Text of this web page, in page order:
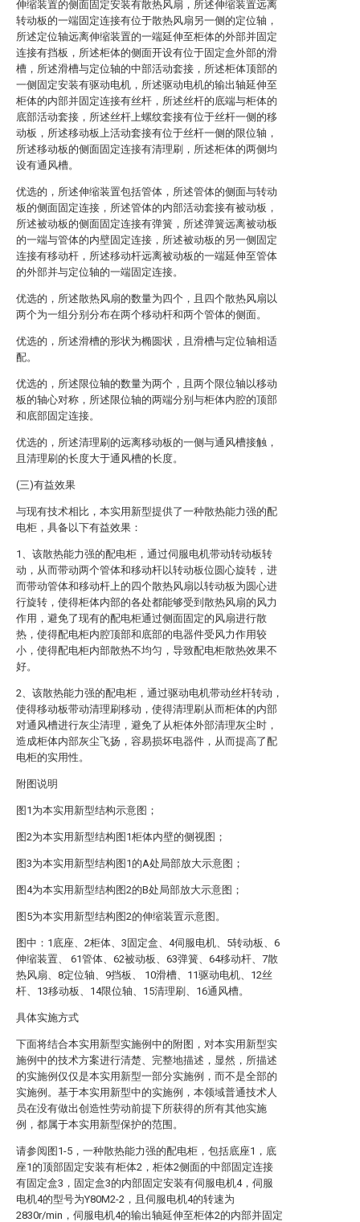
伸缩装置的侧面固定安装有散热风扇，所述伸缩装置远离
转动板的一端固定连接有位于散热风扇另一侧的定位轴，
所述定位轴远离伸缩装置的一端延伸至柜体的外部并固定
连接有挡板，所述柜体的侧面开设有位于固定盒外部的滑
槽，所述滑槽与定位轴的中部活动套接，所述柜体顶部的
一侧固定安装有驱动电机，所述驱动电机的输出轴延伸至
柜体的内部并固定连接有丝杆，所述丝杆的底端与柜体的
底部活动套接，所述丝杆上螺纹套接有位于丝杆一侧的移
动板，所述移动板上活动套接有位于丝杆一侧的限位轴，
所述移动板的侧面固定连接有清理刷，所述柜体的两侧均
设有通风槽。
优选的，所述伸缩装置包括管体，所述管体的侧面与转动
板的侧面固定连接，所述管体的内部活动套接有被动板，
所述被动板的侧面固定连接有弹簧，所述弹簧远离被动板
的一端与管体的内壁固定连接，所述被动板的另一侧固定
连接有移动杆，所述移动杆远离被动板的一端延伸至管体
的外部并与定位轴的一端固定连接。
优选的，所述散热风扇的数量为四个，且四个散热风扇以
两个为一组分别分布在两个移动杆和两个管体的侧面。
优选的，所述滑槽的形状为椭圆状，且滑槽与定位轴相适
配。
优选的，所述限位轴的数量为两个，且两个限位轴以移动
板的轴心对称，所述限位轴的两端分别与柜体内腔的顶部
和底部固定连接。
优选的，所述清理刷的远离移动板的一侧与通风槽接触，
且清理刷的长度大于通风槽的长度。
(三)有益效果
与现有技术相比，本实用新型提供了一种散热能力强的配
电柜，具备以下有益效果：
1、该散热能力强的配电柜，通过伺服电机带动转动板转
动，从而带动两个管体和移动杆以转动板位圆心旋转，进
而带动管体和移动杆上的四个散热风扇以转动板为圆心进
行旋转，使得柜体内部的各处都能够受到散热风扇的风力
作用，避免了现有的配电柜通过侧面固定的风扇进行散
热，使得配电柜内腔顶部和底部的电器件受风力作用较
小，使得配电柜内部散热不均匀，导致配电柜散热效果不
好。
2、该散热能力强的配电柜，通过驱动电机带动丝杆转动，
使得移动板带动清理刷移动，使得清理刷从而柜体的内部
对通风槽进行灰尘清理，避免了从柜体外部清理灰尘时，
造成柜体内部灰尘飞扬，容易损坏电器件，从而提高了配
电柜的实用性。
附图说明
图1为本实用新型结构示意图；
图2为本实用新型结构图1柜体内壁的侧视图；
图3为本实用新型结构图1的A处局部放大示意图；
图4为本实用新型结构图2的B处局部放大示意图；
图5为本实用新型结构图2的伸缩装置示意图。
图中：1底座、2柜体、3固定盒、4伺服电机、5转动板、6
伸缩装置、 61管体、62被动板、63弹簧、64移动杆、7散
热风扇、8定位轴、9挡板、 10滑槽、11驱动电机、12丝
杆、13移动板、14限位轴、15清理刷、16通风槽。
具体实施方式
下面将结合本实用新型实施例中的附图，对本实用新型实
施例中的技术方案进行清楚、完整地描述，显然，所描述
的实施例仅仅是本实用新型一部分实施例，而不是全部的
实施例。基于本实用新型中的实施例，本领域普通技术人
员在没有做出创造性劳动前提下所获得的所有其他实施
例，都属于本实用新型保护的范围。
请参阅图1-5，一种散热能力强的配电柜，包括底座1，底
座1的顶部固定安装有柜体2，柜体2侧面的中部固定连接
有固定盒3，固定盒3的内部固定安装有伺服电机4，伺服
电机4的型号为Y80M2-2，且伺服电机4的转速为
2830r/min，伺服电机4的输出轴延伸至柜体2的内部并固定